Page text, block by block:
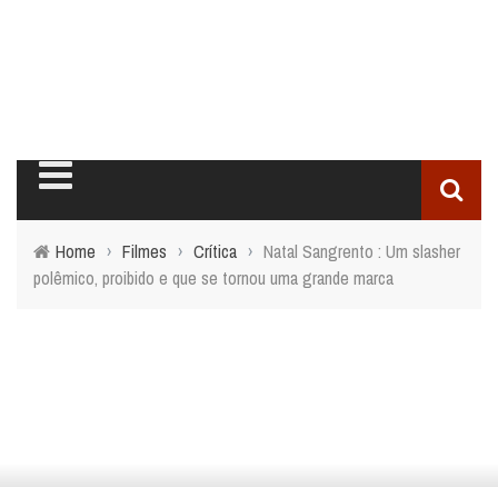
Home › Filmes › Crítica › Natal Sangrento : Um slasher
polêmico, proibido e que se tornou uma grande marca